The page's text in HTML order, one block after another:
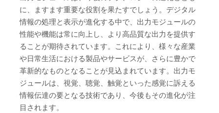
に、ますます重要な役割を果たすでしょう。デジタル
情報の処理と表示が進化する中で、出力モジュールの
性能や機能は常に向上し、より高品質な出力を提供す
ることが期待されています。これにより、様々な産業
や日常生活における製品やサービスが、さらに豊かで
革新的なものとなることが見込まれています。出力モ
ジュールは、視覚、聴覚、触覚といった感覚に訴える
情報伝達の要となる技術であり、今後もその進化が注
目されます。